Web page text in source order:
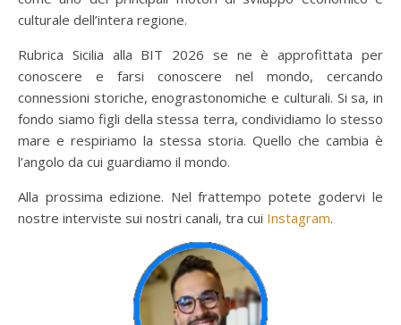
culturale dell’intera regione.
Rubrica Sicilia alla BIT 2026 se ne è approfittata per
conoscere e farsi conoscere nel mondo, cercando
connessioni storiche, enograstonomiche e culturali. Si sa, in
fondo siamo figli della stessa terra, condividiamo lo stesso
mare e respiriamo la stessa storia. Quello che cambia è
l’angolo da cui guardiamo il mondo.
Alla prossima edizione. Nel frattempo potete godervi le
nostre interviste sui nostri canali, tra cui Instagram.